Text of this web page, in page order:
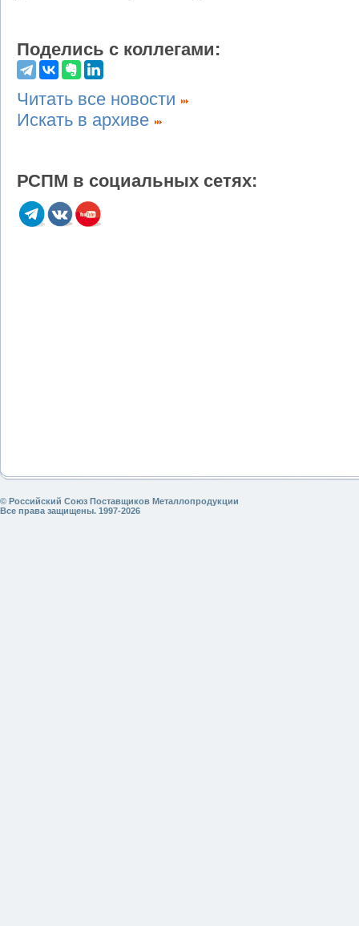
Поделись с коллегами:
Читать все новости
Искать в архиве
РСПМ в социальных сетях:
© Российский Союз Поставщиков Металлопродукции
Все права защищены. 1997-2026